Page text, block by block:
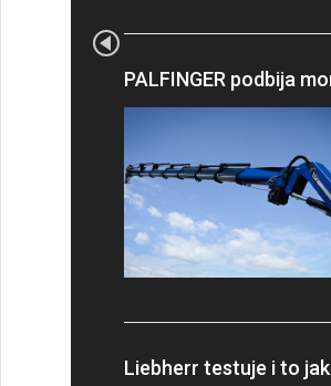
PALFINGER podbija
Liebherr testuje i to